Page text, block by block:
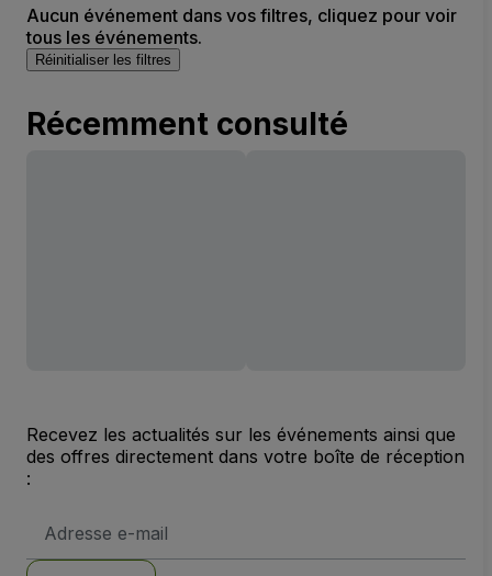
Aucun événement dans vos filtres, cliquez pour voir
tous les événements.
Réinitialiser les filtres
Récemment consulté
Recevez les actualités sur les événements ainsi que
des offres directement dans votre boîte de réception
:
e-